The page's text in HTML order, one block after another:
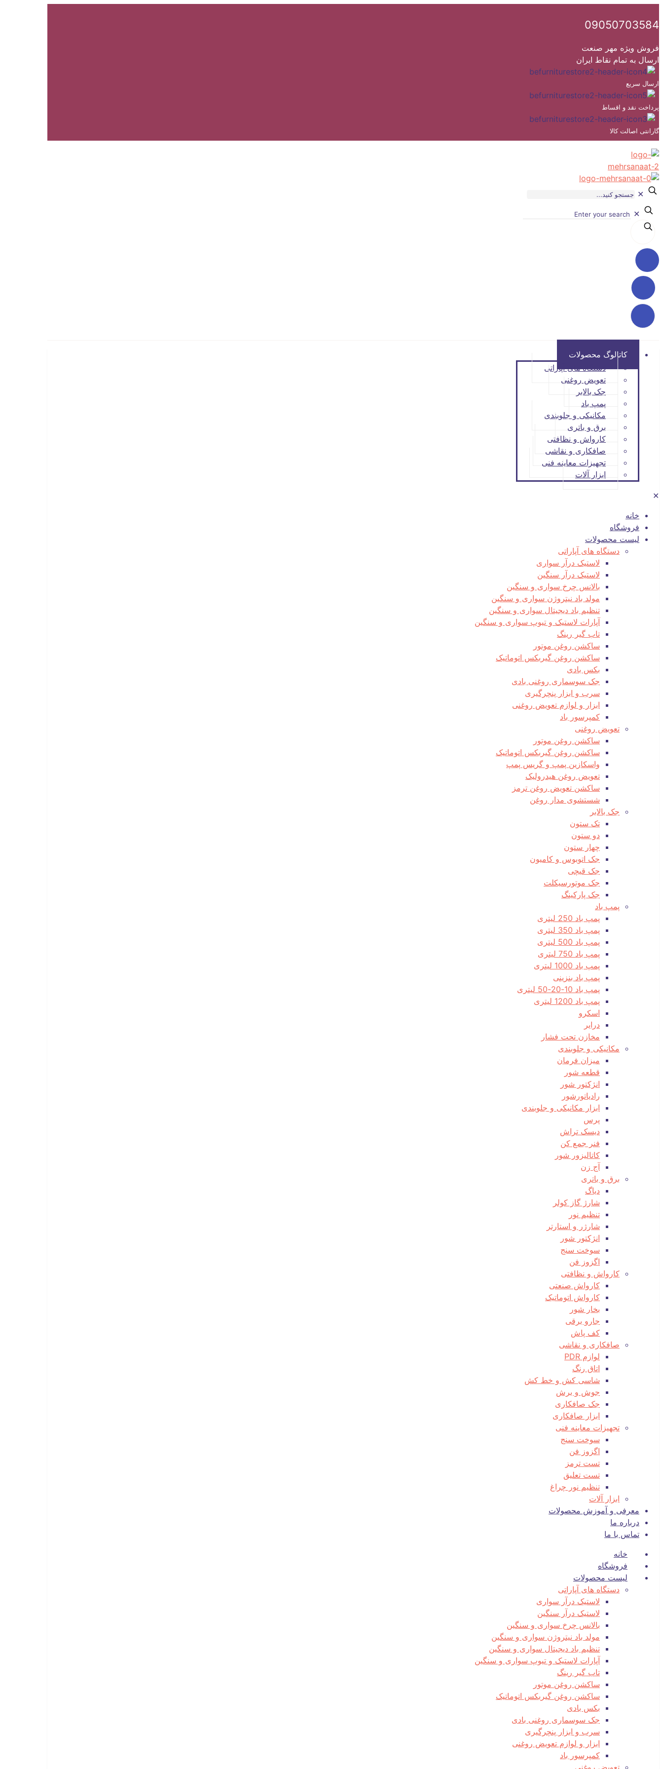
09050703584
فروش ویژه مهر صنعت
ارسال به تمام نقاط ایران
ارسال سریع
پرداخت نقد و اقساط
گارانتی اصالت کالا
✕
✕
کاتالوگ محصولات
دستگاه های آپاراتی
تعویض روغنی
جک بالابر
پمپ باد
مکانیکی و جلوبندی
برق و باتری
کارواش و نظافتی
صافکاری و نقاشی
تجهیزات معاینه فنی
ابزار آلات
✕
خانه
فروشگاه
لیست محصولات
دستگاه های آپاراتی
لاستیک درآر سواری
لاستیک درآر سنگین
بالانس چرخ سواری و سنگین
مولد باد نیتروژن سواری و سنگین
تنظیم باد دیجیتال سواری و سنگین
آپارات لاستیک و تیوپ سواری و سنگین
تاب گیر رینگ
ساکشن روغن موتور
ساکشن روغن گیربکس اتوماتیک
بکس بادی
جک سوسماری روغنی بادی
سرب و ابزار پنچرگیری
ابزار و لوازم تعویض روغنی
کمپرسور باد
تعویض روغنی
ساکشن روغن موتور
ساکشن روغن گیربکس اتوماتیک
واسکازین پمپ و گریس پمپ
تعویض روغن هیدرولیک
ساکشن تعویض روغن ترمز
شستشوی مدار روغن
جک بالابر
تک ستون
دو ستون
چهار ستون
جک اتوبوس و کامیون
جک قیچی
جک موتورسیکلت
جک پارکینگ
پمپ باد
پمپ باد 250 لیتری
پمپ باد 350 لیتری
پمپ باد 500 لیتری
پمپ باد 750 لیتری
پمپ باد 1000 لیتری
پمپ باد بنزینی
پمپ باد 10-20-50 لیتری
پمپ باد 1200 لیتری
اسکرو
درایر
مخازن تحت فشار
مکانیکی و جلوبندی
میزان فرمان
قطعه شور
انژکتور شور
رادیاتورشور
ابزار مکانیکی و جلوبندی
پرس
دیسک تراش
فنر جمع کن
کاتالیزور شور
آج زن
برق و باتری
دیاگ
شارژ گاز کولر
تنظیم نور
شارژر و استارتر
انژکتور شور
سوخت سنج
اگزوز فن
کارواش و نظافتی
کارواش صنعتی
کارواش اتوماتیک
بخار شور
جارو برقی
کف پاش
صافکاری و نقاشی
لوازم PDR
اتاق رنگ
شاسی کش و خط کش
جوش و برش
جک صافکاری
ابزار صافکاری
تجهیزات معاینه فنی
سوخت سنج
اگزوز فن
تست ترمز
تست تعلیق
تنظیم نور چراغ
ابزار آلات
معرفی و آموزش محصولات
درباره ما
تماس با ما
خانه
فروشگاه
لیست محصولات
دستگاه های آپاراتی
لاستیک درآر سواری
لاستیک درآر سنگین
بالانس چرخ سواری و سنگین
مولد باد نیتروژن سواری و سنگین
تنظیم باد دیجیتال سواری و سنگین
آپارات لاستیک و تیوپ سواری و سنگین
تاب گیر رینگ
ساکشن روغن موتور
ساکشن روغن گیربکس اتوماتیک
بکس بادی
جک سوسماری روغنی بادی
سرب و ابزار پنچرگیری
ابزار و لوازم تعویض روغنی
کمپرسور باد
تعویض روغنی